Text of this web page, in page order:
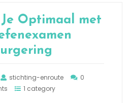
Optimaal met
stichting-enroute
0
1 category